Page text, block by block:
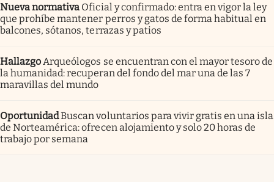
Nueva normativa Oficial y confirmado: entra en vigor la ley
que prohíbe mantener perros y gatos de forma habitual en
balcones, sótanos, terrazas y patios
Hallazgo Arqueólogos se encuentran con el mayor tesoro de
la humanidad: recuperan del fondo del mar una de las 7
maravillas del mundo
OportunidadBuscan voluntarios para vivir gratis en una isla
de Norteamérica: ofrecen alojamiento y solo 20 horas de
trabajo por semana